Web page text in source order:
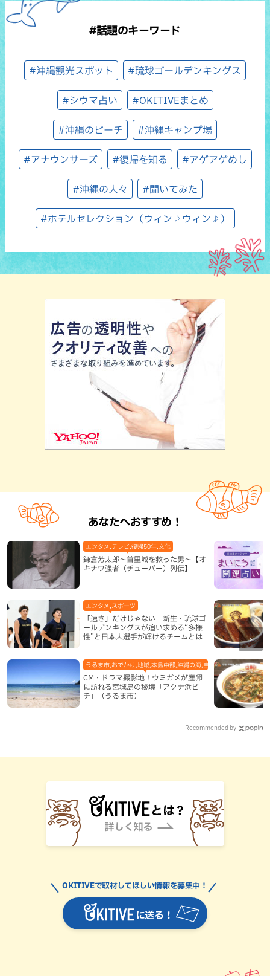
#話題のキーワード
#沖縄観光スポット #琉球ゴールデンキングス
#シウマ占い #OKITIVEまとめ
#沖縄のビーチ #沖縄キャンプ場
#アナウンサーズ #復帰を知る #アゲアゲめし
#沖縄の人々 #聞いてみた
#ホテルセレクション（ウィン♪ウィン♪）
あなたへおすすめ！
鎌倉芳太郎～首里城を救った男～【オ
キナワ強者（チューバー）列伝】
エンタメ,テレビ,復帰50年,文化
「速さ」だけじゃない 新生・琉球ゴ
ールデンキングスが追い求める“多様
性”と日本人選手が輝けるチームとは
エンタメ,スポーツ
CM・ドラマ撮影地！ウミガメが産卵
に訪れる宮城島の秘境「アクナ浜ビー
チ」（うるま市）
うるま市,おでかけ,地域,本島中部,沖縄の海,自然
Recommended by
に送る！
OKITIVEで取材してほしい情報を募集中！